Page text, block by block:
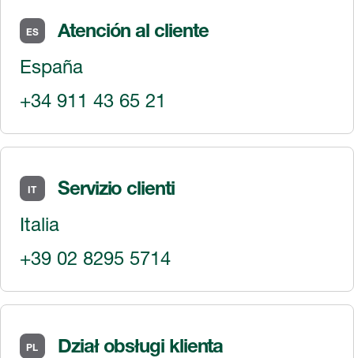
ES
Atención al cliente
España
+34 911 43 65 21
IT
Servizio clienti
Italia
+39 02 8295 5714
PL Dział obsługi klienta